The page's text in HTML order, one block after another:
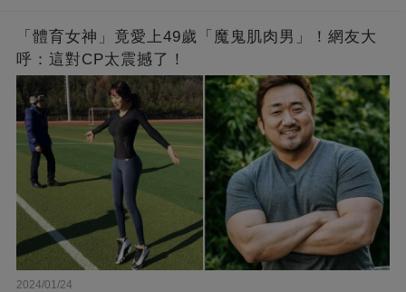
「體育女神」竟愛上49歲「魔鬼肌肉男」！網友大
呼：這對CP太震撼了！
2024/01/24